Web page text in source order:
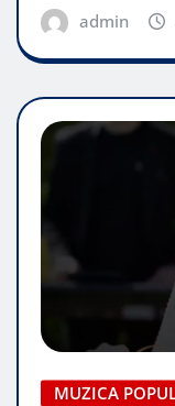
admin
MUZICA